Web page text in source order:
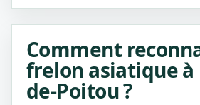
Comment
frelon asiatique
de-Poitou ?